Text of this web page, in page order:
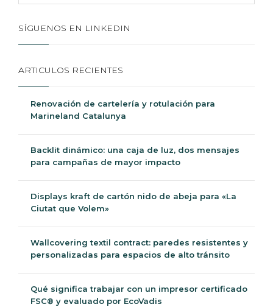
SÍGUENOS EN LINKEDIN
ARTICULOS RECIENTES
Renovación de cartelería y rotulación para
Marineland Catalunya
Backlit dinámico: una caja de luz, dos mensajes
para campañas de mayor impacto
Displays kraft de cartón nido de abeja para «La
Ciutat que Volem»
Wallcovering textil contract: paredes resistentes y
personalizadas para espacios de alto tránsito
Qué significa trabajar con un impresor certificado
FSC® y evaluado por EcoVadis